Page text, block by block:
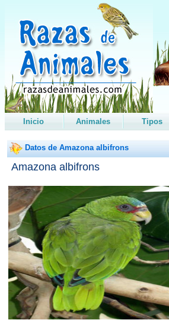
Inicio Animales Tipos
Datos de Amazona albifrons
Amazona albifrons